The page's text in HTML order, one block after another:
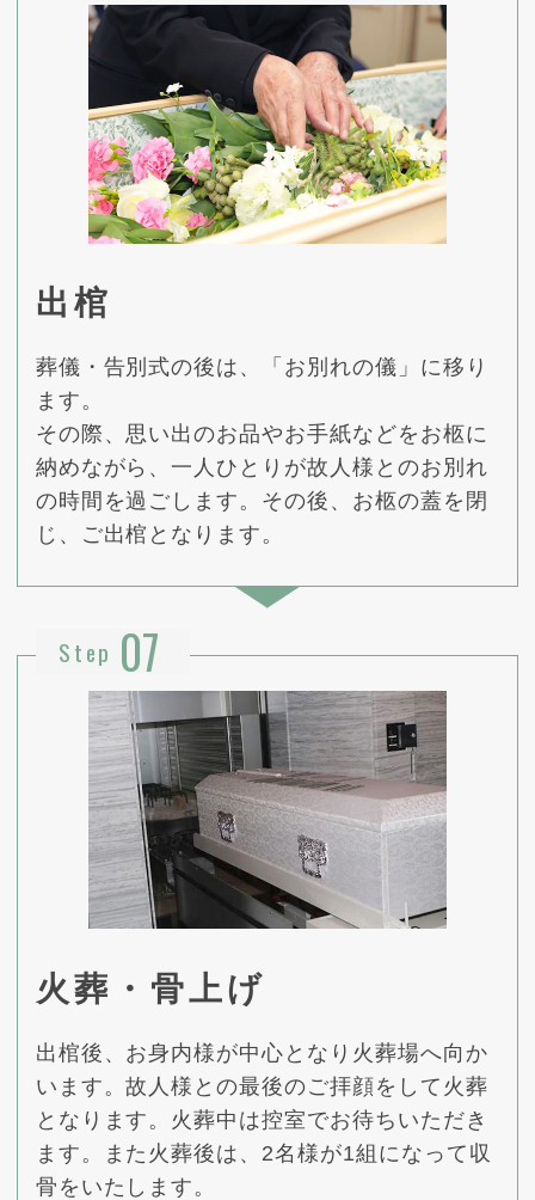
出棺
葬儀・告別式の後は、「お別れの儀」に移り
ます。
その際、思い出のお品やお手紙などをお柩に
納めながら、一人ひとりが故人様とのお別れ
の時間を過ごします。その後、お柩の蓋を閉
じ、ご出棺となります。
Step 07
火葬・骨上げ
出棺後、お身内様が中心となり火葬場へ向か
います。故人様との最後のご拝顔をして火葬
となります。火葬中は控室でお待ちいただき
ます。また火葬後は、2名様が1組になって収
骨をいたします。